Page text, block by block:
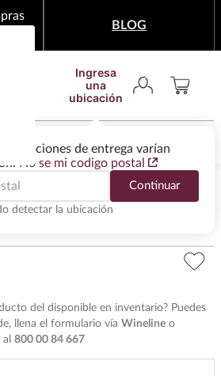
BLOG
Ingresa
una
ubicación
las opciones de entrega varían
No se mi codigo postal
Continuar
detectar la ubicación
Lion Du
2020 750 ml
$2289
del disponible en inventario? Puedes
llena el formulario vía Wineline o
800 00 84 667